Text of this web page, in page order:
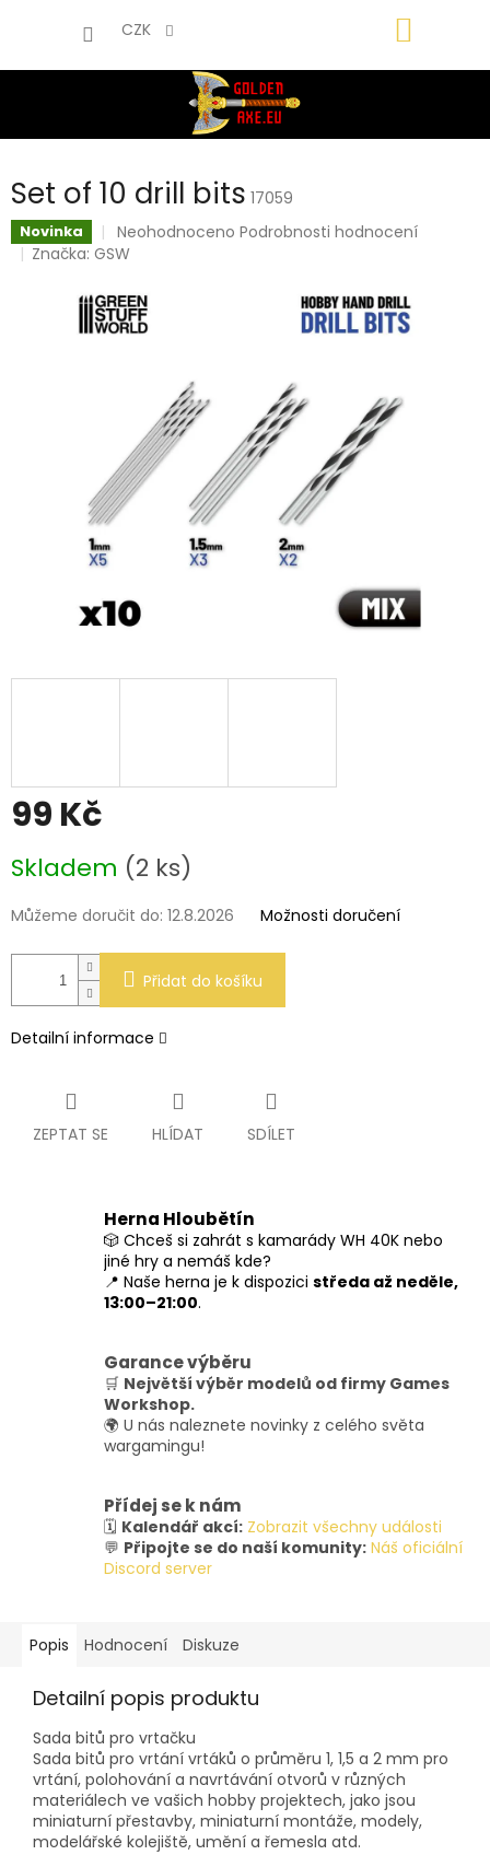
CZK
Set of 10 drill bits 17059
Novinka
Průměrné
hodnocení
je
0,0
z
hvězdiček.
Neohodnoceno Podrobnosti hodnocení
Značka:GSW
99 Kč
cena:
Skladem (2 ks)
Můžeme doručit do: 12.8.2026 Možnosti doručení
Přidat do košíku
Detailní informace
ZEPTAT SE HLÍDAT SDÍLET
Herna Hloubětín
🎲 Chceš si zahrát s kamarády WH 40K nebo
jiné hry a nemáš kde?
📍 Naše herna je k dispozici středa až neděle,
13:00–21:00.
Garance výběru
🛒 Největší výběr modelů od firmy Games
Workshop.
🌍 U nás naleznete novinky z celého světa
wargamingu!
Přídej se k nám
🗓️ Kalendář akcí: Zobrazit všechny události
💬 Připojte se do naší komunity: Náš oficiální
Discord server
Popis Hodnocení Diskuze
Detailní popis produktu
Sada bitů pro vrtačku
Sada bitů pro vrtání vrtáků o průměru 1, 1,5 a 2 mm pro
vrtání, polohování a navrtávání otvorů v různých
materiálech ve vašich hobby projektech, jako jsou
miniaturní přestavby, miniaturní montáže, modely,
modelářské kolejiště, umění a řemesla atd.